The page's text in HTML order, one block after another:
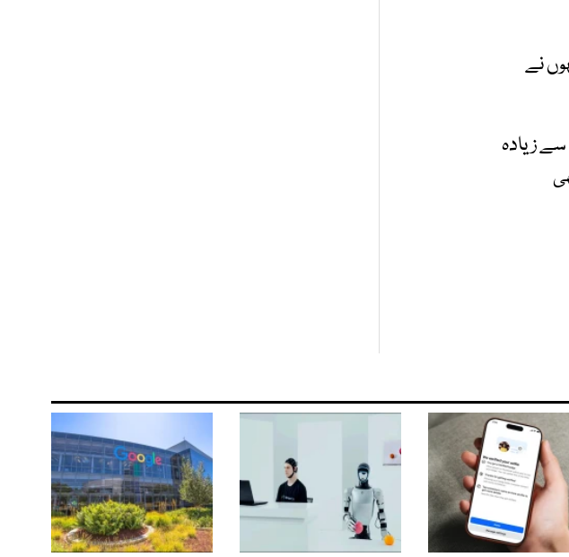
نے
760 میل فی گھنٹہ سے زیادہ
بھی